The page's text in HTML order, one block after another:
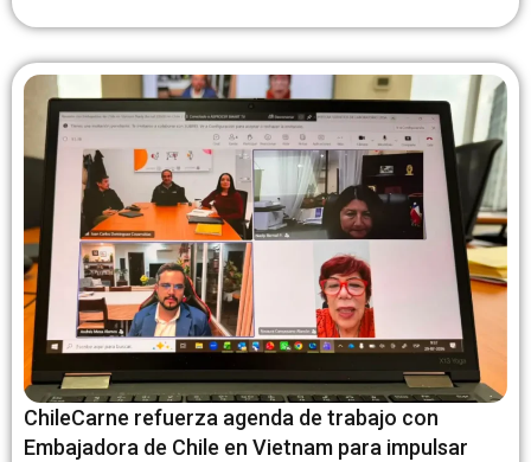
ChileCarne refuerza agenda de trabajo con
Embajadora de Chile en Vietnam para impulsar